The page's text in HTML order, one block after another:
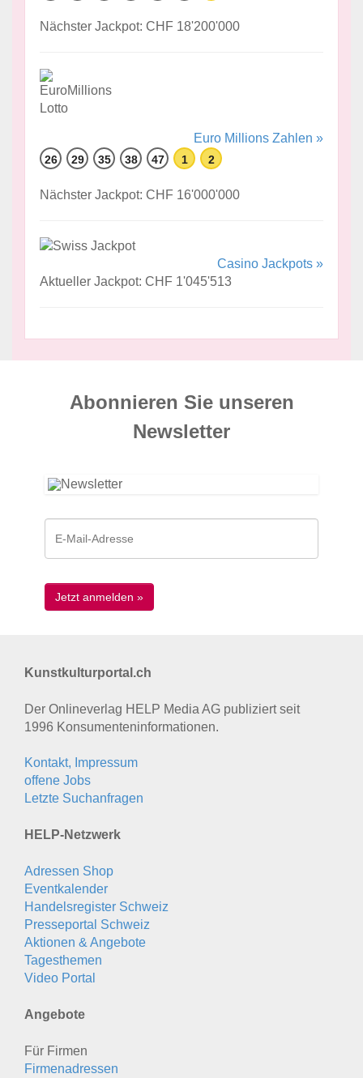
Nächster Jackpot: CHF 18'200'000
Euro Millions Zahlen »
26 29 35 38 47 1 2
Nächster Jackpot: CHF 16'000'000
Casino Jackpots »
Aktueller Jackpot: CHF 1'045'513
Abonnieren Sie unseren
News­letter
Kunstkulturportal.ch
Der Onlineverlag HELP Media AG publiziert seit
1996 Konsumenten­informationen.
Kontakt, Impressum
offene Jobs
Letzte Suchanfragen
HELP-Netzwerk
Adressen Shop
Eventkalender
Handelsregister Schweiz
Presseportal Schweiz
Aktionen & Angebote
Tagesthemen
Video Portal
Angebote
Für Firmen
Firmenadressen